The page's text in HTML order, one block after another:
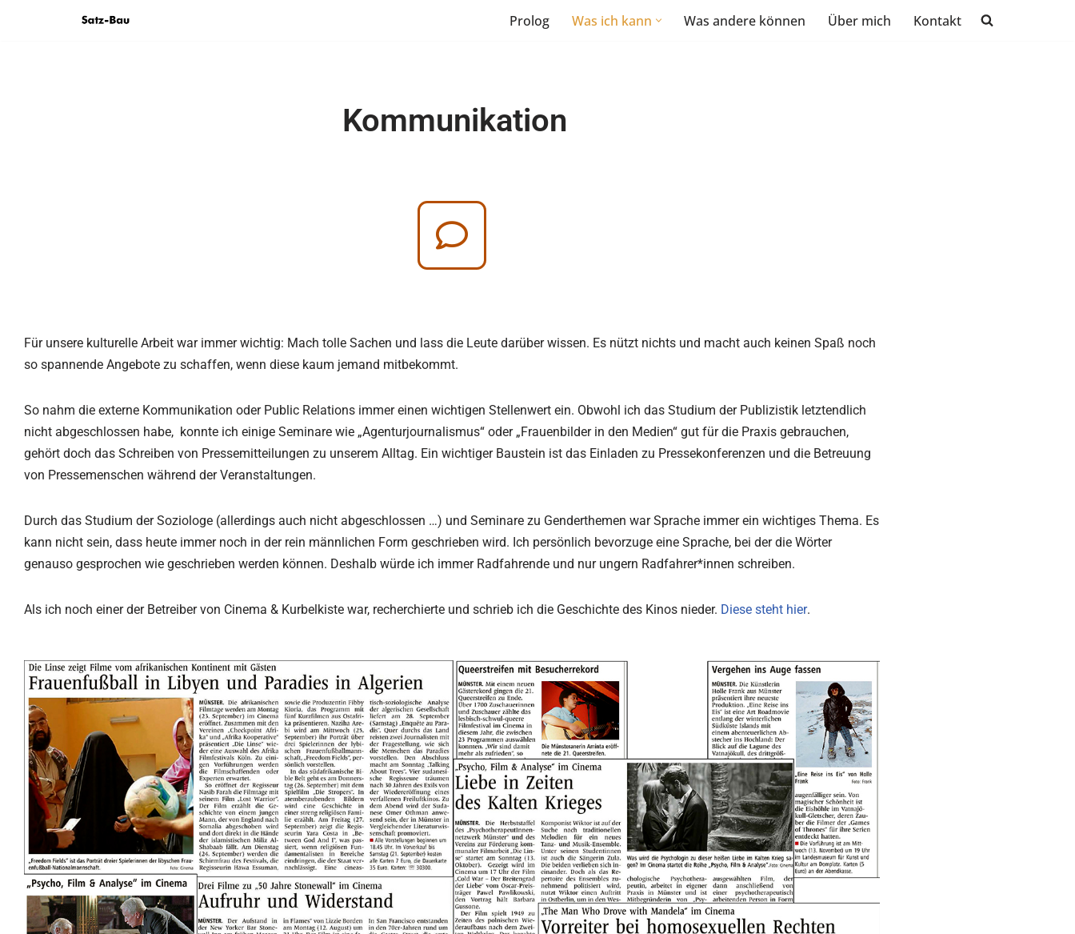
Prolog Was ich kann Was andere können Über mich Kontakt
Kommunikation
Für unsere kulturelle Arbeit war immer wichtig: Mach tolle Sachen und lass die Leute darüber wissen. Es nützt nichts und macht auch keinen Spaß noch
so spannende Angebote zu schaffen, wenn diese kaum jemand mitbekommt.
So nahm die externe Kommunikation oder Public Relations immer einen wichtigen Stellenwert ein. Obwohl ich das Studium der Publizistik letztendlich
nicht abgeschlossen habe, konnte ich einige Seminare wie „Agenturjournalismus“ oder „Frauenbilder in den Medien“ gut für die Praxis gebrauchen,
gehört doch das Schreiben von Pressemitteilungen zu unserem Alltag. Ein wichtiger Baustein ist das Einladen zu Pressekonferenzen und die Betreuung
von Pressemenschen während der Veranstaltungen.
Durch das Studium der Soziologe (allerdings auch nicht abgeschlossen …) und Seminare zu Genderthemen war Sprache immer ein wichtiges Thema. Es
kann nicht sein, dass heute immer noch in der rein männlichen Form geschrieben wird. Ich persönlich bevorzuge eine Sprache, bei der die Wörter
genauso gesprochen wie geschrieben werden können. Deshalb würde ich immer Radfahrende und nur ungern Radfahrer*innen schreiben.
Als ich noch einer der Betreiber von Cinema & Kurbelkiste war, recherchierte und schrieb ich die Geschichte des Kinos nieder. Diese steht hier.